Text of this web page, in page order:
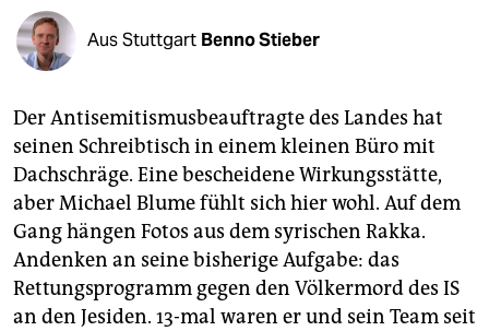
veranstaltungen
shop
unterstützen
abo
genossenschaft
epaper login
Aus Stuttgart Benno Stieber
Der Antisemitismusbeauftragte des Landes hat
seinen Schreibtisch in einem kleinen Büro mit
Dachschräge. Eine bescheidene Wirkungsstätte,
aber Michael Blume fühlt sich hier wohl. Auf dem
Gang hängen Fotos aus dem syrischen Rakka.
Andenken an seine bisherige Aufgabe: das
Rettungsprogramm gegen den Völkermord des IS
an den Jesiden. 13-mal waren er und sein Team seit